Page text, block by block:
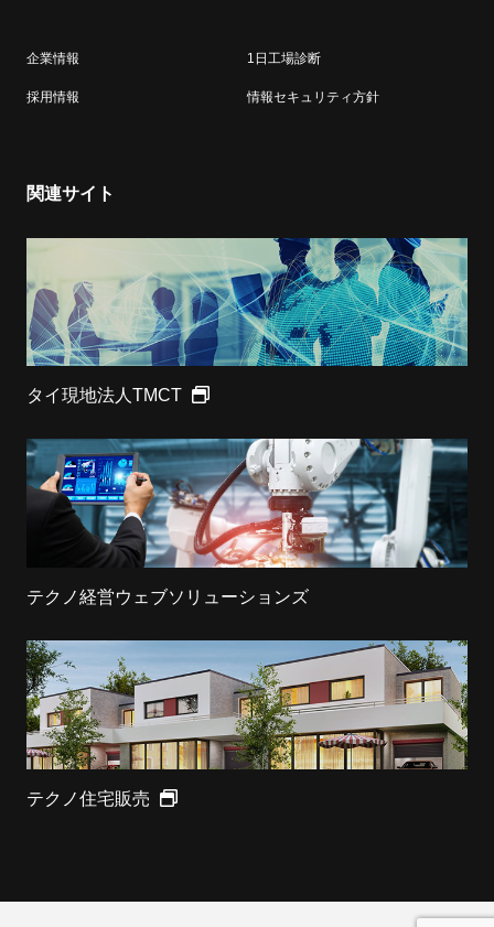
企業情報 1日工場診断
採用情報 情報セキュリティ方針
関連サイト
タイ現地法人TMCT
テクノ経営ウェブソリューションズ
テクノ住宅販売